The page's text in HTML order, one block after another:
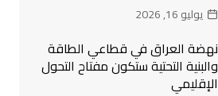
يوليو 16, 2026
نهضة العراق في قطاعي الطاقة
والبنية التحتية ستكون مفتاح التحول
الإقليمي